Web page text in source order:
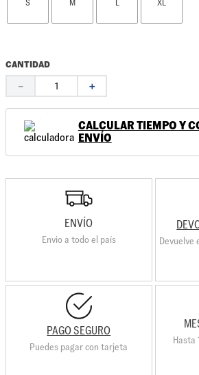
CANTIDAD
＋
－
CALCULAR TIEMPO Y
ENVÍO
ENVÍO
Envio a todo el país
Devuelve
PAGO SEGURO
Puedes pagar con tarjeta
Hasta